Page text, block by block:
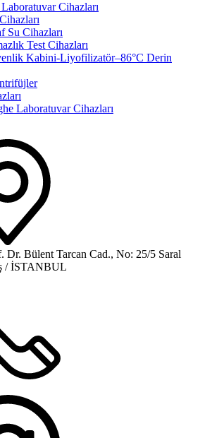
Cihazları
Su Cihazları
Test Cihazları
Kabini-Liyofilizatör–86°C Derin
Laboratuvar Cihazları
Dr. Bülent Tarcan Cad., No: 25/5 Saral
/ İSTANBUL